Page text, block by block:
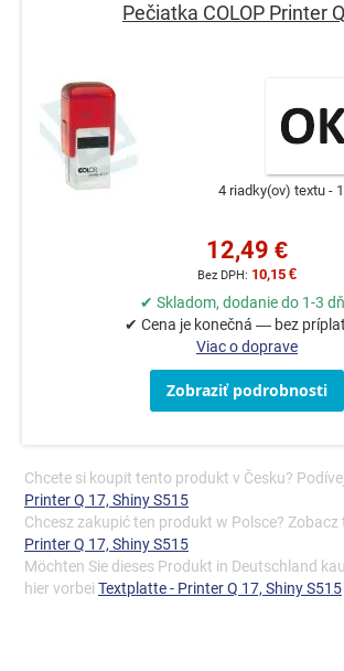
Pečiatka COLOP Printer
4 riadky(ov) textu
12,49 €
10,15 €
✔ Skladom, dodanie do 1-3
✔ Cena je konečná — bez
Viac o doprave
Zobraziť podrobnosti
Chcete si koupit tento produkt v Česku?
Printer Q 17, Shiny S515
Chcesz zakupić ten produkt w Polsce? Zobacz
Printer Q 17, Shiny S515
Möchten Sie dieses Produkt in Deutschland
hier vorbei Textplatte - Printer Q 17, Shiny S515